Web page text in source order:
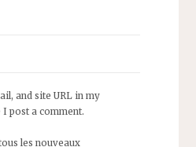
and site URL in my
post a comment.
les nouveaux